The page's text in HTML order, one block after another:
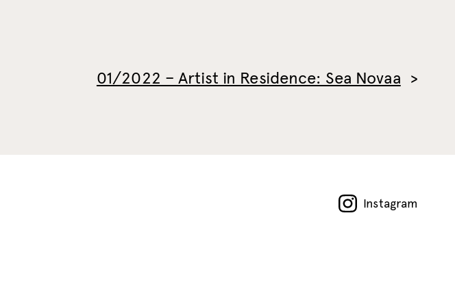
01/2022 – Artist in Residence: Sea Novaa
Instagram